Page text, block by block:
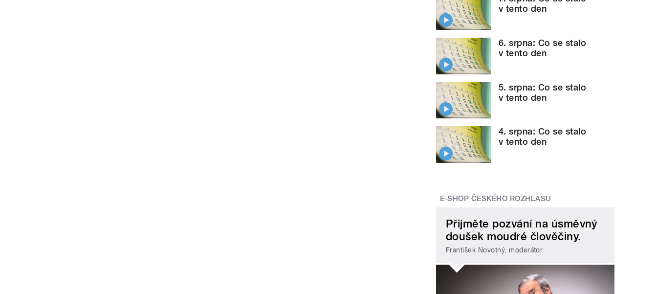
v tento den
6. srpna: Co se stalo
v tento den
5. srpna: Co se stalo
v tento den
4. srpna: Co se stalo
v tento den
E-SHOP ČESKÉHO ROZHLASU
Přijměte pozvání na úsměvný
doušek moudré člověčiny.
František Novotný, moderátor